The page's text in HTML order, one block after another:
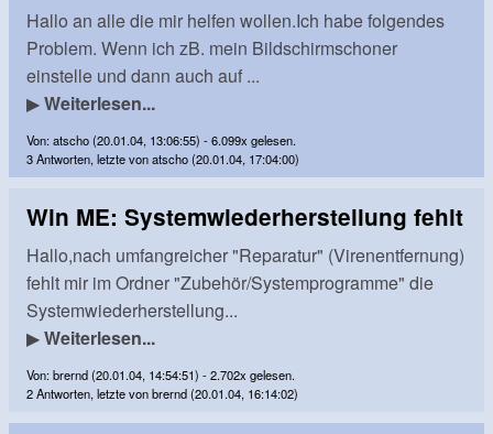
Hallo an alle die mir helfen wollen.Ich habe folgendes
Problem. Wenn ich zB. mein Bildschirmschoner
einstelle und dann auch auf ...
▶Weiterlesen...
Von: atscho (20.01.04, 13:06:55) - 6.099x gelesen.
3 Antworten, letzte von atscho (20.01.04, 17:04:00)
Win ME: Systemwiederherstellung fehlt
Hallo,nach umfangreicher "Reparatur" (Virenentfernung)
fehlt mir im Ordner "Zubehör/Systemprogramme" die
Systemwiederherstellung...
▶Weiterlesen...
Von: brernd (20.01.04, 14:54:51) - 2.702x gelesen.
2 Antworten, letzte von brernd (20.01.04, 16:14:02)